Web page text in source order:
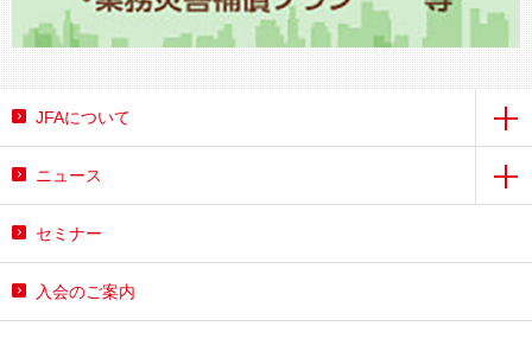
JFAについて
ニュース
セミナー
入会のご案内